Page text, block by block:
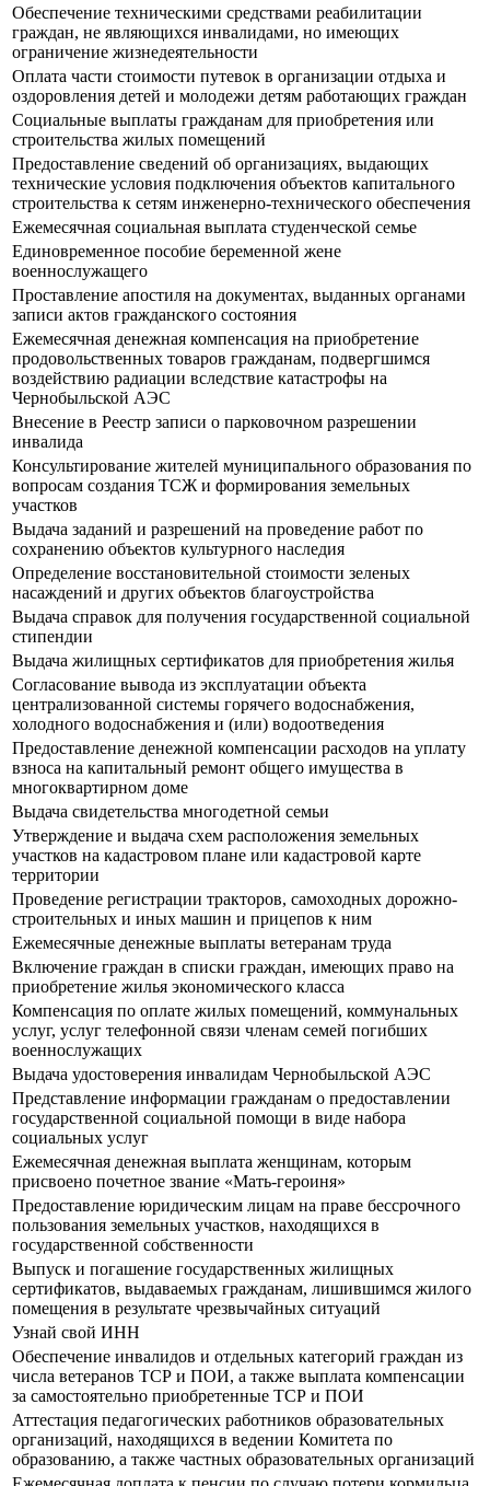
Обеспечение техническими средствами реабилитации
граждан, не являющихся инвалидами, но имеющих
ограничение жизнедеятельности
Оплата части стоимости путевок в организации отдыха и
оздоровления детей и молодежи детям работающих граждан
Социальные выплаты гражданам для приобретения или
строительства жилых помещений
Предоставление сведений об организациях, выдающих
технические условия подключения объектов капитального
строительства к сетям инженерно-технического обеспечения
Ежемесячная социальная выплата студенческой семье
Единовременное пособие беременной жене
военнослужащего
Проставление апостиля на документах, выданных органами
записи актов гражданского состояния
Ежемесячная денежная компенсация на приобретение
продовольственных товаров гражданам, подвергшимся
воздействию радиации вследствие катастрофы на
Чернобыльской АЭС
Внесение в Реестр записи о парковочном разрешении
инвалида
Консультирование жителей муниципального образования по
вопросам создания ТСЖ и формирования земельных
участков
Выдача заданий и разрешений на проведение работ по
сохранению объектов культурного наследия
Определение восстановительной стоимости зеленых
насаждений и других объектов благоустройства
Выдача справок для получения государственной социальной
стипендии
Выдача жилищных сертификатов для приобретения жилья
Согласование вывода из эксплуатации объекта
централизованной системы горячего водоснабжения,
холодного водоснабжения и (или) водоотведения
Предоставление денежной компенсации расходов на уплату
взноса на капитальный ремонт общего имущества в
многоквартирном доме
Выдача свидетельства многодетной семьи
Утверждение и выдача схем расположения земельных
участков на кадастровом плане или кадастровой карте
территории
Проведение регистрации тракторов, самоходных дорожно-
строительных и иных машин и прицепов к ним
Ежемесячные денежные выплаты ветеранам труда
Включение граждан в списки граждан, имеющих право на
приобретение жилья экономического класса
Компенсация по оплате жилых помещений, коммунальных
услуг, услуг телефонной связи членам семей погибших
военнослужащих
Выдача удостоверения инвалидам Чернобыльской АЭС
Представление информации гражданам о предоставлении
государственной социальной помощи в виде набора
социальных услуг
Ежемесячная денежная выплата женщинам, которым
присвоено почетное звание «Мать-героиня»
Предоставление юридическим лицам на праве бессрочного
пользования земельных участков, находящихся в
государственной собственности
Выпуск и погашение государственных жилищных
сертификатов, выдаваемых гражданам, лишившимся жилого
помещения в результате чрезвычайных ситуаций
Узнай свой ИНН
Обеспечение инвалидов и отдельных категорий граждан из
числа ветеранов ТСР и ПОИ, а также выплата компенсации
за самостоятельно приобретенные ТСР и ПОИ
Аттестация педагогических работников образовательных
организаций, находящихся в ведении Комитета по
образованию, а также частных образовательных организаций